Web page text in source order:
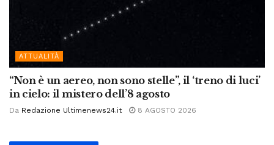
ATTUALITÀ
“Non è un aereo, non sono stelle”, il ‘treno di luci’
in cielo: il mistero dell’8 agosto
Da Redazione Ultimenews24.it 8 AGOSTO 2026